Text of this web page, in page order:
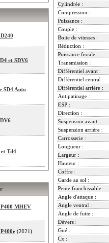
et SDV6
SD4 Auto
Td4
MHEV
(2021)
Cylindrée :
Compression :
Puissance :
Couple :
Boite de vitesses :
Réduction :
Puissance fiscale :
Transmission :
Différentiel avant :
Différentiel central :
Différentiel arrière :
Antipatinage :
ESP :
Direction :
Suspension avant :
Suspension arrière :
Carrosserie :
Longueur :
Largeur :
Hauteur :
Coffre :
Garde au sol :
Pente franchissable :
Angle d'attaque :
Angle ventral :
Angle de fuite :
Dévers :
Gué :
Cx :